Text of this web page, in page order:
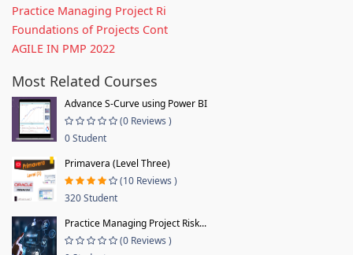
Practice Managing Project Ri
Foundations of Projects Cont
AGILE IN PMP 2022
Most Related Courses
Advance S-Curve using Power BI
(0 Reviews )
0 Student
Primavera (Level Three)
(10 Reviews )
320 Student
Practice Managing Project Risk...
(0 Reviews )